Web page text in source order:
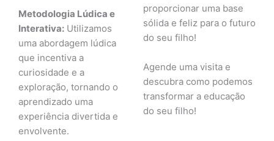
Metodologia Lúdica e
Interativa: Utilizamos
uma abordagem lúdica
que incentiva a
curiosidade e a
exploração, tornando o
aprendizado uma
experiência divertida e
envolvente.
proporcionar uma base
sólida e feliz para o futuro
do seu filho!
Agende uma visita e
descubra como podemos
transformar a educação
do seu filho!